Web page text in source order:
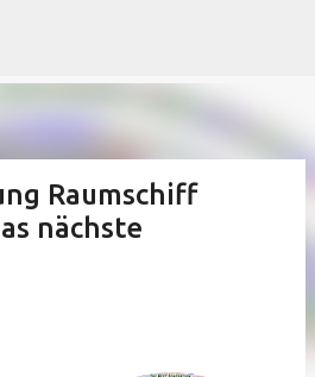
Raumschiff
nächste